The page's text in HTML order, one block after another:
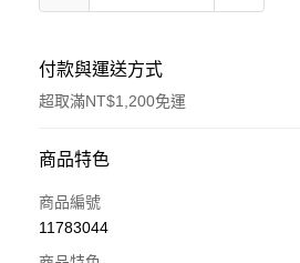
付款與運送方式
超取滿NT$1,200免運
付款方式
信用卡一次付款
商品特色
商品編號
11783044